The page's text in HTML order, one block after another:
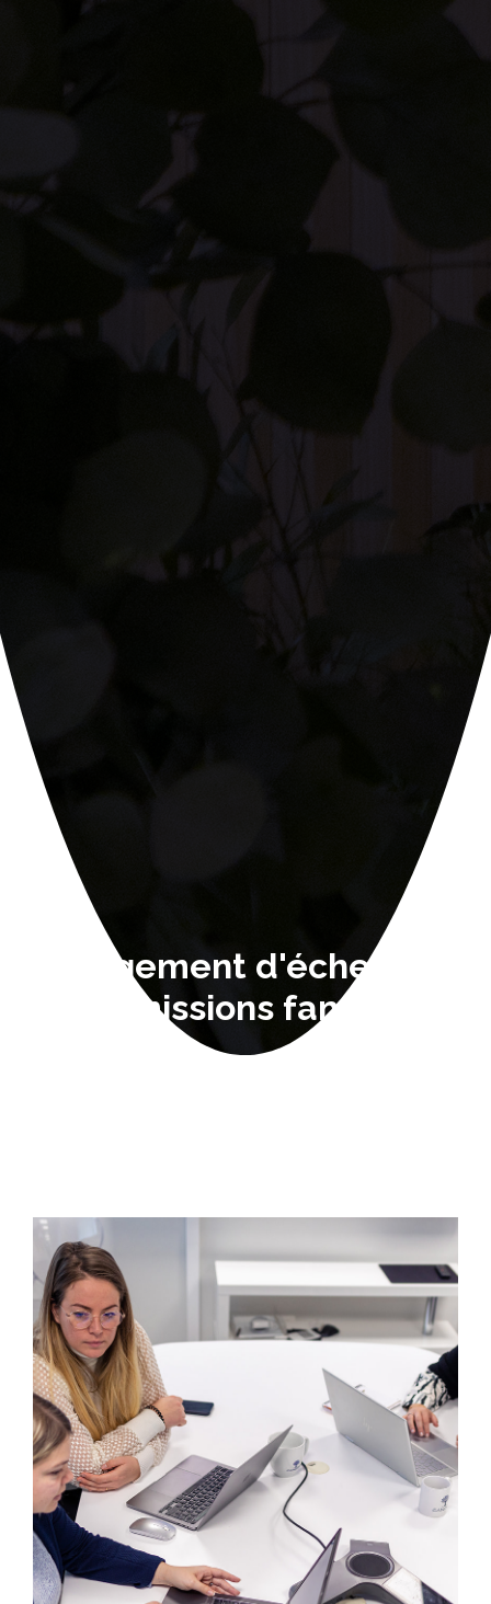
Changement d'échelle ou
transmissions familiales